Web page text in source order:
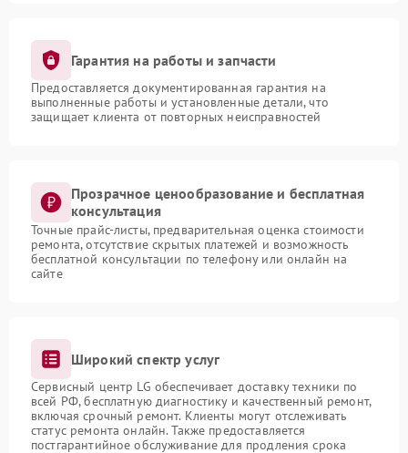
Гарантия на работы и запчасти
Предоставляется документированная гарантия на
выполненные работы и установленные детали, что
защищает клиента от повторных неисправностей
Прозрачное ценообразование и бесплатная
консультация
Точные прайс-листы, предварительная оценка стоимости
ремонта, отсутствие скрытых платежей и возможность
бесплатной консультации по телефону или онлайн на
сайте
Широкий спектр услуг
Сервисный центр LG обеспечивает доставку техники по
всей РФ, бесплатную диагностику и качественный ремонт,
включая срочный ремонт. Клиенты могут отслеживать
статус ремонта онлайн. Также предоставляется
постгарантийное обслуживание для продления срока